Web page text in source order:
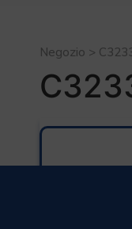
Negozio >